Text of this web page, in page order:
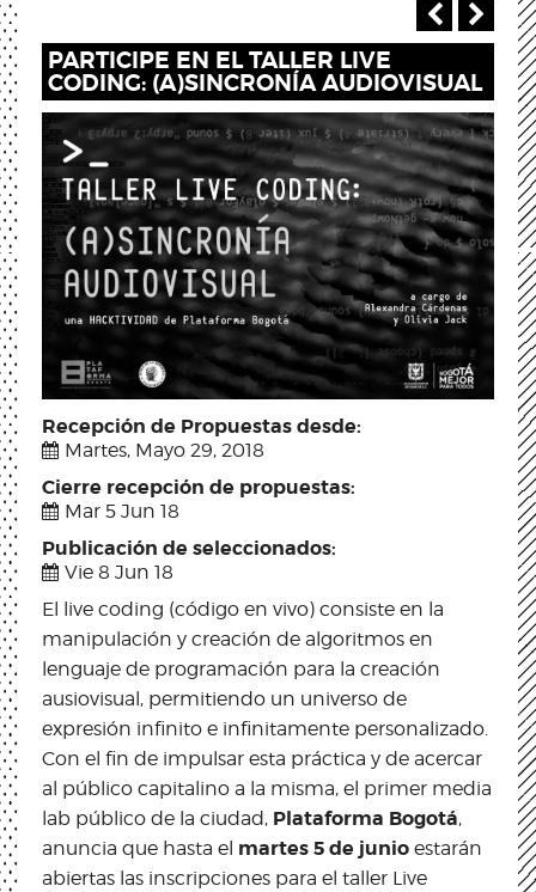
‹
PARTICIPE EN EL TALLER LIVE
CODING: (A)SINCRONÍA AUDIOVISUAL
Recepción de Propuestas desde:
Martes, Mayo 29, 2018
Cierre recepción de propuestas:
Mar 5 Jun 18
Publicación de seleccionados:
Vie 8 Jun 18
El live coding (código en vivo) consiste en la
manipulación y creación de algoritmos en
lenguaje de programación para la creación
ausiovisual, permitiendo un universo de
expresión infinito e infinitamente personalizado.
Con el fin de impulsar esta práctica y de acercar
al público capitalino a la misma, el primer media
lab público de la ciudad, Plataforma Bogotá,
anuncia que hasta el martes 5 de junio estarán
abiertas las inscripciones para el taller Live